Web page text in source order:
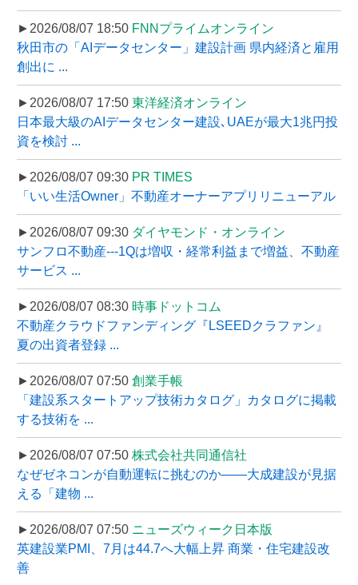
►2026/08/07 18:50 FNNプライムオンライン
秋田市の「AIデータセンター」建設計画 県内経済と雇用
創出に ...
►2026/08/07 17:50 東洋経済オンライン
日本最大級のAIデータセンター建設､UAEが最大1兆円投
資を検討 ...
►2026/08/07 09:30 PR TIMES
「いい生活Owner」不動産オーナーアプリリニューアル
►2026/08/07 09:30 ダイヤモンド・オンライン
サンフロ不動産---1Qは増収・経常利益まで増益、不動産
サービス ...
►2026/08/07 08:30 時事ドットコム
不動産クラウドファンディング『LSEEDクラファン』
夏の出資者登録 ...
►2026/08/07 07:50 創業手帳
「建設系スタートアップ技術カタログ」カタログに掲載
する技術を ...
►2026/08/07 07:50 株式会社共同通信社
なぜゼネコンが自動運転に挑むのか――大成建設が見据
える「建物 ...
►2026/08/07 07:50 ニューズウィーク日本版
英建設業PMI、7月は44.7へ大幅上昇 商業・住宅建設改
善